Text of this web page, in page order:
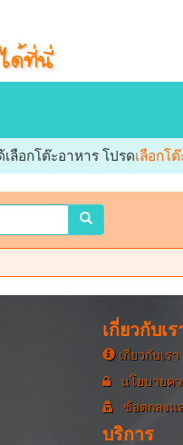
ย
ลือกโต๊ะอาหาร โปรดเลือกโ
เกี่ยวกับเร
เกี่ยวกับเรา
นโยบายค
ข้อตกลงแ
บริการ